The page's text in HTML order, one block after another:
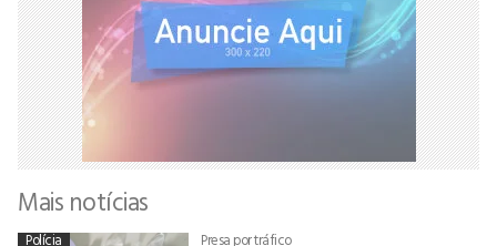
Mais notícias
Polícia Presa por tráfico